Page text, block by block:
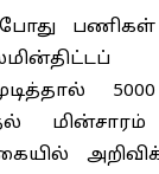
மின்சாரம்